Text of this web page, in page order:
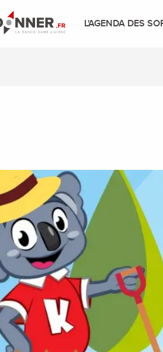
L'AGENDA DES